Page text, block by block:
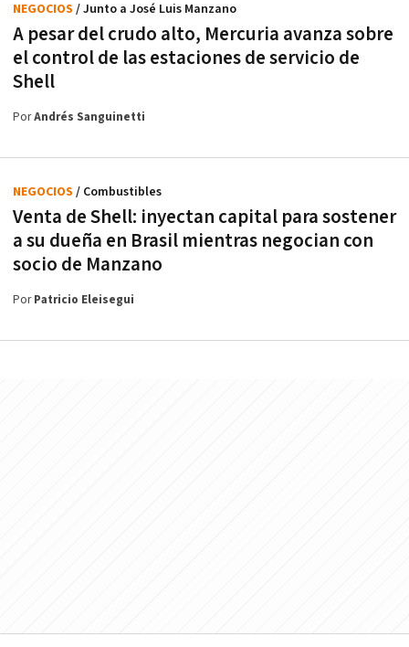
A pesar del crudo alto, Mercuria avanza sobre
el control de las estaciones de servicio de
Shell
NEGOCIOS / Junto a José Luis Manzano
PorAndrés Sanguinetti
Venta de Shell: inyectan capital para sostener
a su dueña en Brasil mientras negocian con
socio de Manzano
NEGOCIOS / Combustibles
PorPatricio Eleisegui